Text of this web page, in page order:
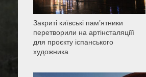
Закриті київські пам’ятники
перетворили на артінсталяціїї
для проєкту іспанського
художника